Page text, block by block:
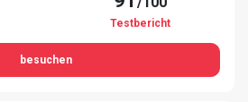
Testbericht
besuchen